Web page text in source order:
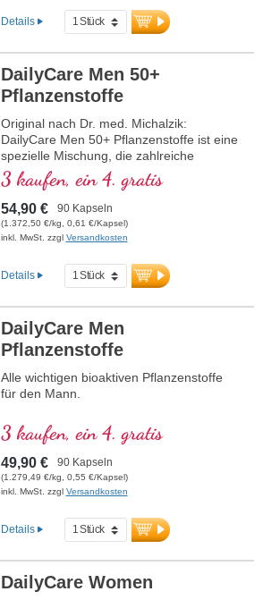
Details
DailyCare Men 50+
Pflanzenstoffe
Original nach Dr. med. Michalzik:
DailyCare Men 50+ Pflanzenstoffe ist eine
spezielle Mischung, die zahlreiche
hochwertige Pflanzenstoffe in hoher
Dosierung enthält. Diese Formel ist auf
die Bedürfnisse von Männern über 50
abgestimmt und bietet eine effektive
Unterstützung für das allgemeine
mehr Informationen zu DailyCare
3 kaufen, ein 4. gratis
54,90 € 90 Kapseln
(1.372,50 €/kg, 0,61 €/Kapsel)
inkl. MwSt. zzgl Versandkosten
Details
DailyCare Men
Pflanzenstoffe
Alle wichtigen bioaktiven Pflanzenstoffe
für den Mann.
3 kaufen, ein 4. gratis
49,90 € 90 Kapseln
(1.279,49 €/kg, 0,55 €/Kapsel)
inkl. MwSt. zzgl Versandkosten
Details
DailyCare Women